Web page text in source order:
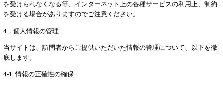
を受けられなくなる等、インターネット上の各種サービスの利用上、制約
を受ける場合がありますのでご注意ください。
4．個人情報の管理
当サイトは、訪問者からご提供いただいた情報の管理について、以下を徹
底します。
4-1. 情報の正確性の確保